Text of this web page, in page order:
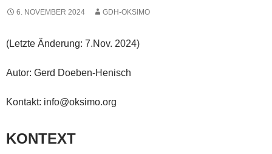
6. NOVEMBER 2024 GDH-OKSIMO
(Letzte Änderung: 7.Nov. 2024)
Autor: Gerd Doeben-Henisch
Kontakt: info@oksimo.org
KONTEXT